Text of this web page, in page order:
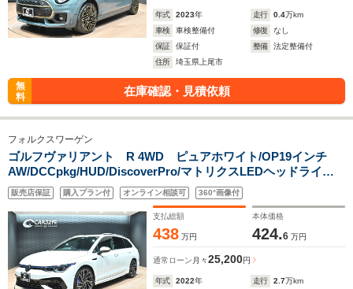
年式 2023年 走行 0.4万km
車検
車検整備付 修復
なし
保証
保証付 整備
法定整備付
住所
埼玉県上尾市
無
料
在庫確認・見積依頼
フォルクスワーゲン
ゴルフヴァリアント R 4WD ピュアホワイト/OP19インチ
AW/DCCpkg/HUD/DiscoverPro/マトリクスLEDヘッドライト
(IQ LIGHT)/アダプティブシャシーコントロール/CarPlay/オート
マチックハイビーム/ブルーブレーキキャリパー/R専用インテリ
ア
販売店保証 購入プラン付 オンライン相談可 360°画像付
支払総額
438 万円
本体価格
424.6 万円
通常ローン 月々25,200円
年式 2022年 走行 2.7万km